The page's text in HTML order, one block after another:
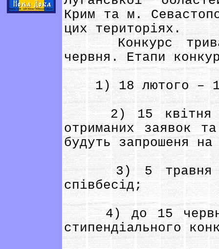
Крим та м.
цих територіях.
Конкурс
червня. Етапи
1) 18 лютого – 15
2) 15 квітня – 5
отриманих заявок
будуть запрошеня
3) 5 травня – 1
співбесід;
4) до 15 червня
стипендіального